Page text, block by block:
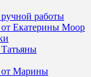
работы
Екатерины Моор
от Марины
1
клик
печенья
3D,